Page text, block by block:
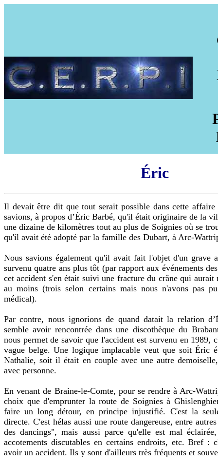
Éric
Il devait être dit que tout serait possible dans cette
savions, à propos d’Éric Barbé, qu'il était originaire de la
une dizaine de kilomètres tout au plus de Soignies où se
qu'il avait été adopté par la famille des Dubart, à Arc-
Nous savions également qu'il avait fait l'objet d'un grave
survenu quatre ans plus tôt (par rapport aux événements
cet accident s'en était suivi une fracture du crâne qui aurait
au moins (trois selon certains mais nous n'avons pas
médical).
Par contre, nous ignorions de quand datait la relation
semble avoir rencontrée dans une discothèque du
nous permet de savoir que l'accident est survenu en 1989,
vague belge. Une logique implacable veut que soit Éric
Nathalie, soit il était en couple avec une autre
avec personne.
En venant de Braine-le-Comte, pour se rendre à Arc-
choix que d'emprunter la route de Soignies à
faire un long détour, en principe injustifié. C'est la
directe. C'est hélas aussi une route dangereuse, entre
des dancings", mais aussi parce qu'elle est mal
accotements discutables en certains endroits, etc. Bref :
avoir un accident. Ils y sont d'ailleurs très fréquents et